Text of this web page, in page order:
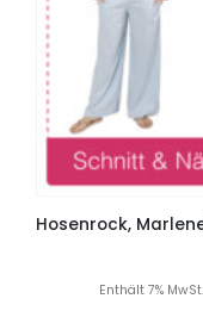
Enthält 7% MwSt.